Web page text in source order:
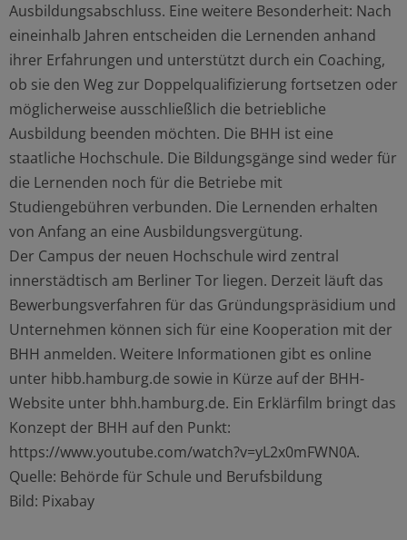
Ausbildungsabschluss. Eine weitere Besonderheit: Nach
eineinhalb Jahren entscheiden die Lernenden anhand
ihrer Erfahrungen und unterstützt durch ein Coaching,
ob sie den Weg zur Doppelqualifizierung fortsetzen oder
möglicherweise ausschließlich die betriebliche
Ausbildung beenden möchten. Die BHH ist eine
staatliche Hochschule. Die Bildungsgänge sind weder für
die Lernenden noch für die Betriebe mit
Studiengebühren verbunden. Die Lernenden erhalten
von Anfang an eine Ausbildungsvergütung.
Der Campus der neuen Hochschule wird zentral
innerstädtisch am Berliner Tor liegen. Derzeit läuft das
Bewerbungsverfahren für das Gründungspräsidium und
Unternehmen können sich für eine Kooperation mit der
BHH anmelden. Weitere Informationen gibt es online
unter hibb.hamburg.de sowie in Kürze auf der BHH-
Website unter bhh.hamburg.de. Ein Erklärfilm bringt das
Konzept der BHH auf den Punkt:
https://www.youtube.com/watch?v=yL2x0mFWN0A.
Quelle: Behörde für Schule und Berufsbildung
Bild: Pixabay